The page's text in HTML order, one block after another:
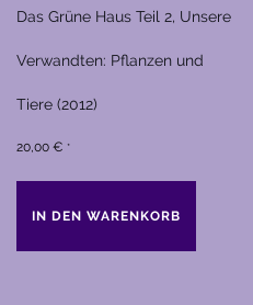
Das Grüne Haus Teil 2, Unsere
Verwandten: Pflanzen und
Tiere (2012)
20,00 € *
IN DEN WARENKORB